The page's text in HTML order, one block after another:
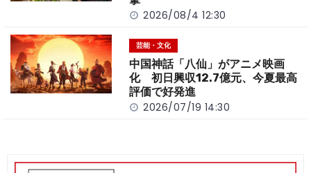
2026/08/4 12:30
芸能・文化
中国神話「八仙」がアニメ映画
化 初日興収12.7億元、今夏最高
評価で好発進
2026/07/19 14:30